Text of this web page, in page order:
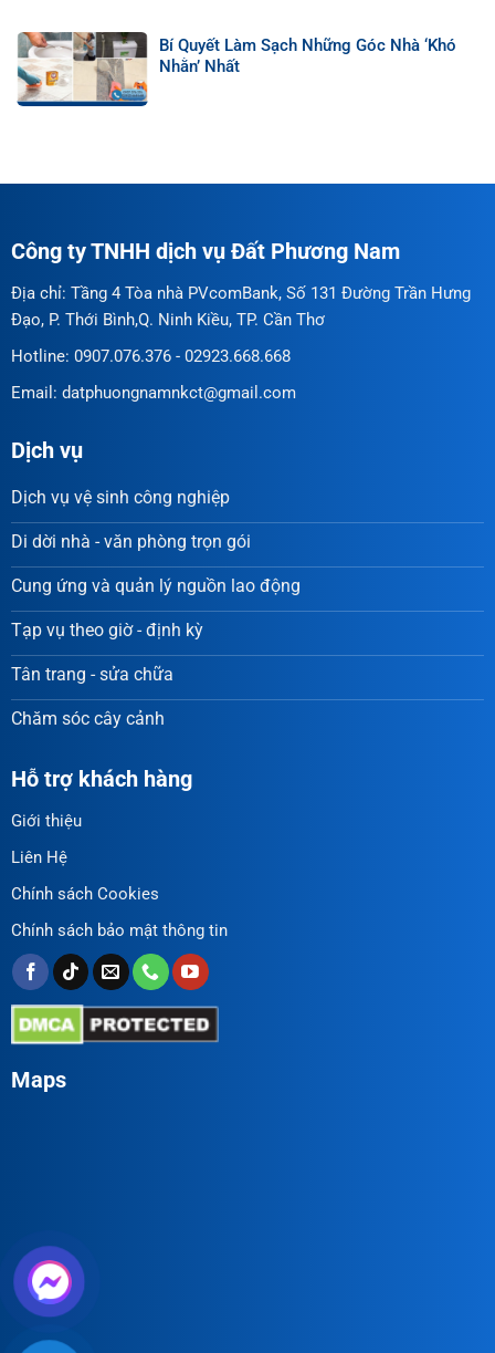
Bí Quyết Làm Sạch Những Góc Nhà ‘Khó
Nhằn’ Nhất
Công ty TNHH dịch vụ Đất Phương Nam
Địa chỉ: Tầng 4 Tòa nhà PVcomBank, Số 131 Đường Trần Hưng
Đạo, P. Thới Bình,Q. Ninh Kiều, TP. Cần Thơ
Hotline: 0907.076.376 - 02923.668.668
Email: datphuongnamnkct@gmail.com
Dịch vụ
Dịch vụ vệ sinh công nghiệp
Di dời nhà - văn phòng trọn gói
Cung ứng và quản lý nguồn lao động
Tạp vụ theo giờ - định kỳ
Tân trang - sửa chữa
Chăm sóc cây cảnh
Hỗ trợ khách hàng
Giới thiệu
Liên Hệ
Chính sách Cookies
Chính sách bảo mật thông tin
Maps